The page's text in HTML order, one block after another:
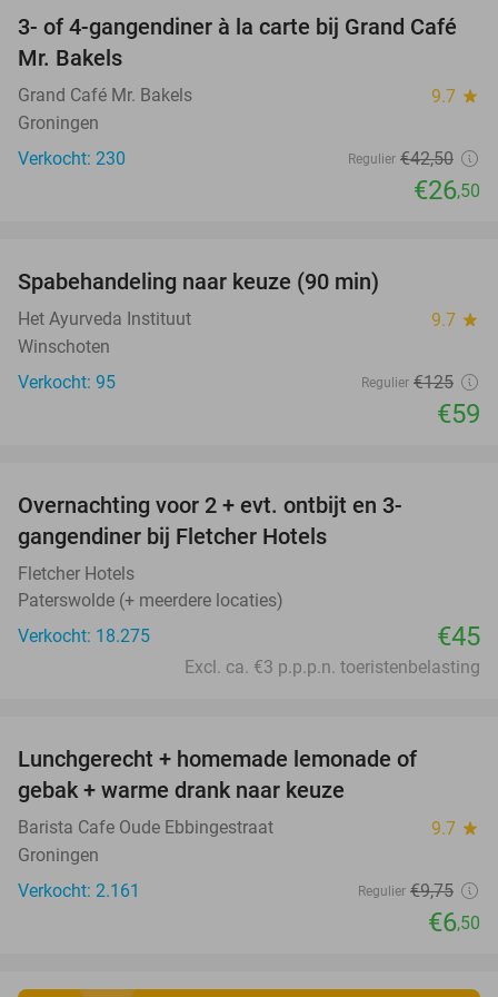
38%
3- of 4-gangendiner à la carte bij Grand Café
Mr. Bakels
Grand Café Mr. Bakels 9.7 star
Groningen
Verkocht: 230
Regulier €42,50
€26,50
Spabehandeling naar keuze (90 min)
Het Ayurveda Instituut 9.7 star
Winschoten
Verkocht: 95
Regulier €125
€59
Overnachting voor 2 + evt. ontbijt en 3-
gangendiner bij Fletcher Hotels
Fletcher Hotels
Paterswolde (+ meerdere locaties)
Verkocht: 18.275
€45
Excl. ca. €3 p.p.p.n. toeristenbelasting
Lunchgerecht + homemade lemonade of
gebak + warme drank naar keuze
Barista Cafe Oude Ebbingestraat 9.7 star
Groningen
Verkocht: 2.161
Regulier €9,75
€6,50